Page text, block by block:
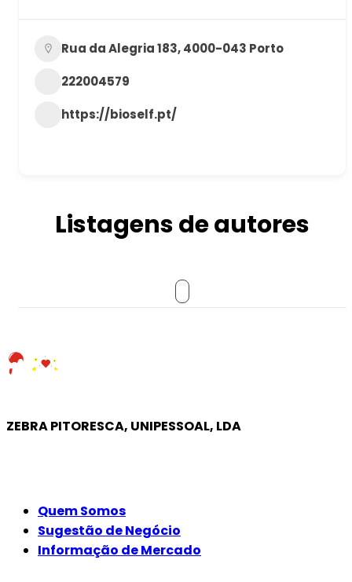
Rua da Alegria 183, 4000-043 Porto
222004579
https://bioself.pt/
Listagens de autores
ZEBRA PITORESCA, UNIPESSOAL, LDA
Quem Somos
Sugestão de Negócio
Informação de Mercado